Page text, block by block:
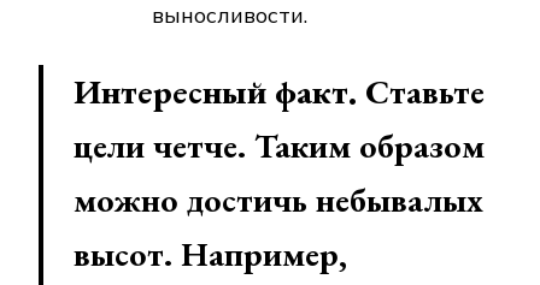
выносливости.
Интересный факт. Ставьте
цели четче. Таким образом
можно достичь небывалых
высот. Например,